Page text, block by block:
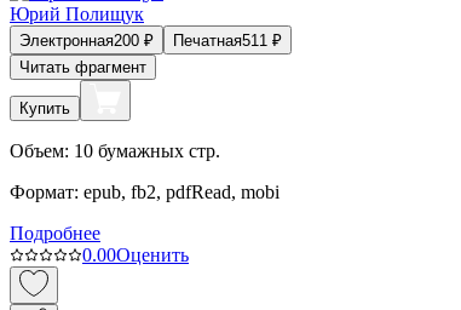
Юрий Полищук
Электронная200 ₽ Печатная511 ₽
Читать фрагмент
Купить
Объем: 10 бумажных стр.
Формат: epub, fb2, pdfRead, mobi
Подробнее
0.00Оценить